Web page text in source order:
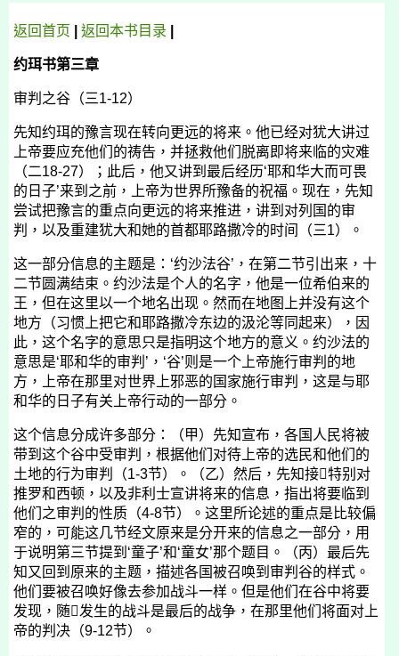
返回首页 返回本书 目录
约珥书第三章
审判之谷（三1-12）
先知约珥的豫言现在转向更远的将来。他已经对犹大讲过
上帝要应充他们的祷告，并拯救他们脱离即将来临的灾难
（二18-27）；此后，他又讲到最后经历‘耶和华大而可畏
的日子’来到 之前 ，上帝为世界所豫备的祝福。现在，先知
尝试把豫言的重点向更远的将来推进，讲到对列国的审
判，以及重建犹大和她的首都耶路撒冷的时间（三1）。
这一部分信息的主题是：‘约沙法谷’，在第二节引出来，十
二节圆满结束。 约沙法是个人的名字，他是一位希伯来的
王，但在这里以一个地名出现。然而在地图上并没有这个
地方（习惯上把它和耶路撒冷东边的汲沦等同起来），因
此，这个名字的意思只是指明这个地方的意义。 约沙法的
意思是‘耶和华的审判’，‘谷’则是一个上帝施行审判的地
方，上帝在那里对世界上邪恶的国家施行审判，这是与耶
和华的日子有关上帝行动的一部分。
这个信息分成许多部分：（甲）先知宣布，各国人民将被
带到这个谷中受审判，根据他们对待上帝的选民和他们的
土地的行为审判（1-3节）。（乙）然后，先知接特别对
推罗和西顿，以及非利士宣讲将来的信息，指出将要临到
他们之审判的性质（4-8节）。这里所论述的重点是比较偏
窄的，可能这几节经文原来是分开来的信息之一部分，用
于说明第三节提到‘童子’和‘童女’那个题目。（丙）最后先
知又回到原来的主题，描述各国被召唤到审判谷的样式。
他们要被召唤好像去参加战斗一样。但是他们在谷中将要
发现，随发生的战斗是最后的战争，在那里他们将面对上
帝的判决（9-12节）。